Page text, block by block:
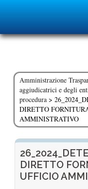
content
Amministrazione
aggiudicatrici e degli
procedura >
DIRETTO
AMMINISTRATIVO
DIRETTO
UFFICIO